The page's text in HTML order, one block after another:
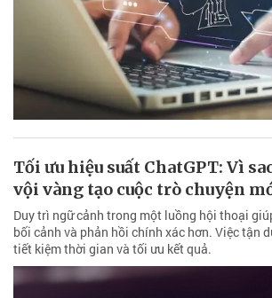
Tối ưu hiệu suất ChatGPT: Vì
vội vàng tạo cuộc trò chuyện
Duy trì ngữ cảnh trong một luồng hội thoại
bối cảnh và phản hồi chính xác hơn. Việc tận
tiết kiệm thời gian và tối ưu kết quả.